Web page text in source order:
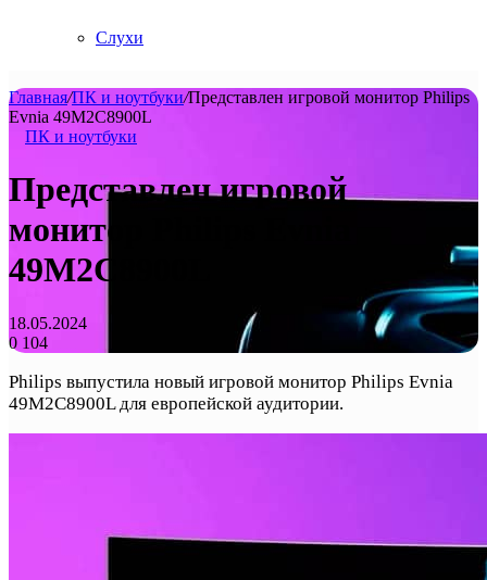
Слухи
Главная/ПК и ноутбуки/Представлен игровой монитор Philips
Evnia 49M2C8900L
ПК и ноутбуки
Представлен игровой
монитор Philips Evnia
49M2C8900L
18.05.2024
0 104
Philips выпустила новый игровой монитор Philips Evnia
49M2C8900L для европейской аудитории.